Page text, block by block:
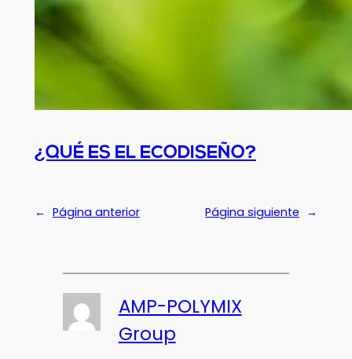
¿QUÉ ES EL ECODISEÑO?
← Página anterior Página siguiente →
AMP-POLYMIX
Group